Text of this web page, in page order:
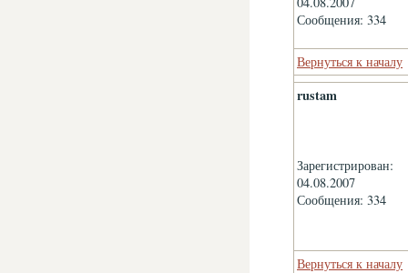
Сообщения: 334
Вернуться к началу
rustam
Зарегистрирован:
04.08.2007
Сообщения: 334
Вернуться к началу